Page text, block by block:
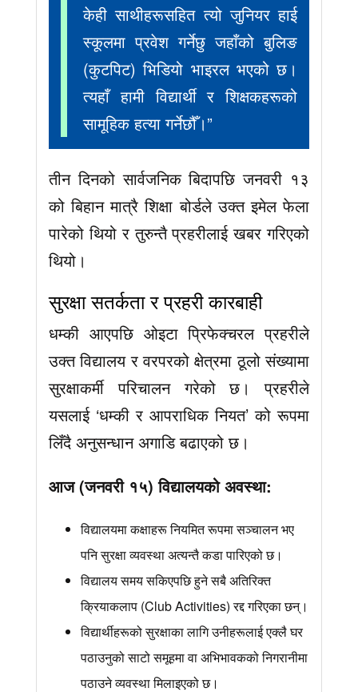
केही साथीहरूसहित त्यो जुनियर हाई
स्कूलमा प्रवेश गर्नेछु जहाँको बुलिङ
(कुटपिट) भिडियो भाइरल भएको छ।
त्यहाँ हामी विद्यार्थी र शिक्षकहरूको
सामूहिक हत्या गर्नेछौँ।”
तीन दिनको सार्वजनिक बिदापछि जनवरी १३
को बिहान मात्रै शिक्षा बोर्डले उक्त इमेल फेला
पारेको थियो र तुरुन्तै प्रहरीलाई खबर गरिएको
थियो।
सुरक्षा सतर्कता र प्रहरी कारबाही
धम्की आएपछि ओइटा प्रिफेक्चरल प्रहरीले
उक्त विद्यालय र वरपरको क्षेत्रमा ठूलो संख्यामा
सुरक्षाकर्मी परिचालन गरेको छ। प्रहरीले
यसलाई ‘धम्की र आपराधिक नियत’ को रूपमा
लिँदै अनुसन्धान अगाडि बढाएको छ।
आज (जनवरी १५) विद्यालयको अवस्था:
विद्यालयमा कक्षाहरू नियमित रूपमा सञ्चालन भए
पनि सुरक्षा व्यवस्था अत्यन्तै कडा पारिएको छ।
विद्यालय समय सकिएपछि हुने सबै अतिरिक्त
क्रियाकलाप (Club Activities) रद्द गरिएका छन्।
विद्यार्थीहरूको सुरक्षाका लागि उनीहरूलाई एक्लै घर
पठाउनुको साटो समूहमा वा अभिभावकको निगरानीमा
पठाउने व्यवस्था मिलाइएको छ।